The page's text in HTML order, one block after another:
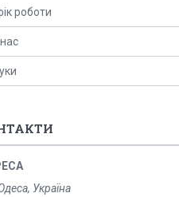
роботи
Україна